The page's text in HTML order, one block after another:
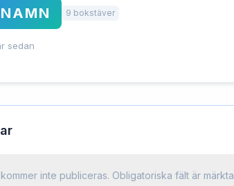
9 bokstäver
sedan
inte publiceras. Obligatoriska fält är märkta